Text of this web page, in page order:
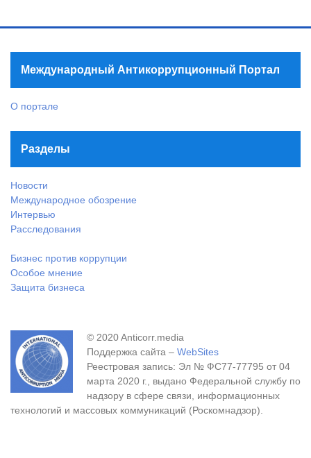
Международный Антикоррупционный Портал
О портале
Разделы
Новости
Международное обозрение
Интервью
Расследования
Бизнес против коррупции
Особое мнение
Защита бизнеса
© 2020 Anticorr.media
Поддержка сайта – WebSites
Реестровая запись: Эл № ФС77-77795 от 04
марта 2020 г., выдано Федеральной службу по
надзору в сфере связи, информационных
технологий и массовых коммуникаций (Роскомнадзор).